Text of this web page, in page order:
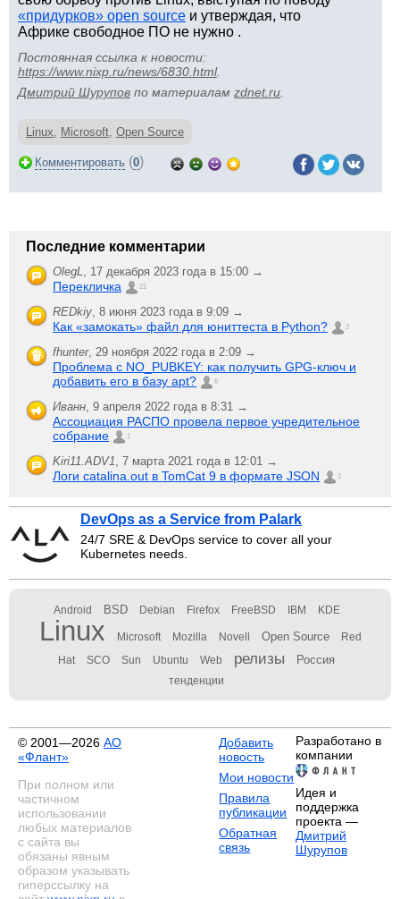
«придурков» open source и утверждая, что
Африке свободное ПО не нужно .
Постоянная ссылка к новости:
https://www.nixp.ru/news/6830.html.
Дмитрий Шурупов по материалам zdnet.ru
Linux, Microsoft, Open Source
Комментировать (0)
Последние комментарии
OlegL, 17 декабря 2023 года в 15:00 →
Перекличка 21
REDkiy, 8 июня 2023 года в 9:09 →
Как «замокать» файл для юниттеста в Python? 2
fhunter, 29 ноября 2022 года в 2:09 →
Проблема с NO_PUBKEY: как получить GPG-ключ и
добавить его в базу apt?
6
Иванн, 9 апреля 2022 года в 8:31 →
Ассоциация РАСПО провела первое учредительное
собрание
1
Kiri11.ADV1, 7 марта 2021 года в 12:01 →
Логи catalina.out в TomCat 9 в формате JSON 1
DevOps as a Service from Palark
24/7 SRE & DevOps service to cover all your
Kubernetes needs.
Android BSD Debian Firefox FreeBSD IBM KDE
Linux Microsoft Mozilla Novell Open Source Red
Hat SCO Sun Ubuntu Web релизы Россия
тенденции
© 2001—2026 АО
«Флант»
При полном или
частичном
использовании
любых материалов
с сайта вы
обязаны явным
образом указывать
гиперссылку на
Добавить
новость
Мои новости
Правила
публикации
Обратная
связь
Разработано в
компании
Идея и
поддержка
проекта —
Дмитрий
Шурупов